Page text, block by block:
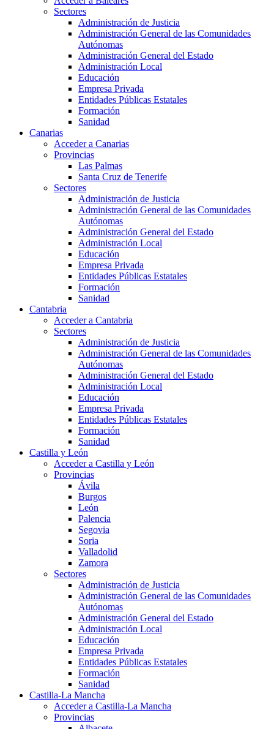
Sectores
Administración de Justicia
Administración General de las Comunidades
Autónomas
Administración General del Estado
Administración Local
Educación
Empresa Privada
Entidades Públicas Estatales
Formación
Sanidad
Canarias
Acceder a Canarias
Provincias
Las Palmas
Santa Cruz de Tenerife
Sectores
Administración de Justicia
Administración General de las Comunidades
Autónomas
Administración General del Estado
Administración Local
Educación
Empresa Privada
Entidades Públicas Estatales
Formación
Sanidad
Cantabria
Acceder a Cantabria
Sectores
Administración de Justicia
Administración General de las Comunidades
Autónomas
Administración General del Estado
Administración Local
Educación
Empresa Privada
Entidades Públicas Estatales
Formación
Sanidad
Castilla y León
Acceder a Castilla y León
Provincias
Ávila
Burgos
León
Palencia
Segovia
Soria
Valladolid
Zamora
Sectores
Administración de Justicia
Administración General de las Comunidades
Autónomas
Administración General del Estado
Administración Local
Educación
Empresa Privada
Entidades Públicas Estatales
Formación
Sanidad
Castilla-La Mancha
Acceder a Castilla-La Mancha
Provincias